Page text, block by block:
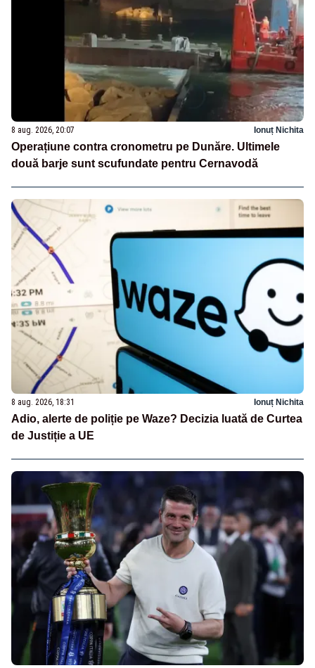
8 aug. 2026, 20:07 Ionuț Nichita
Operațiune contra cronometru pe Dunăre. Ultimele
două barje sunt scufundate pentru Cernavodă
8 aug. 2026, 18:31 Ionuț Nichita
Adio, alerte de poliție pe Waze? Decizia luată de Curtea
de Justiție a UE